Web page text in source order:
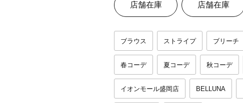
店舗在庫 店舗在庫
ブラウス ストライプ ブリーチ
春コーデ 夏コーデ 秋コーデ
イオンモール盛岡店 BELLUNA